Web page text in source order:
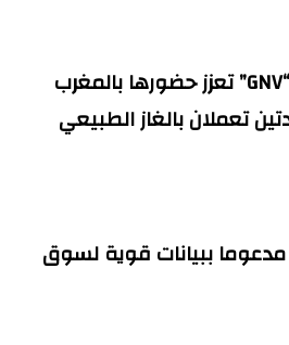
شركة الملاحة البحرية “GNV” تعزز حضورها بالمغرب
تعملان بالغاز الطبيعي
مدعوما ببيانات قوية لسوق